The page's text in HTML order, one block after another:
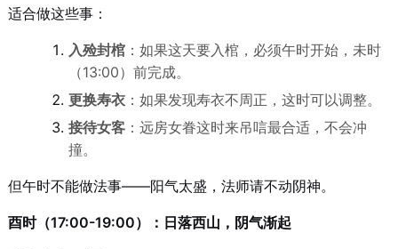
适合做这些事：
入殓封棺：如果这天要入棺，必须午时开始，未时
（13:00）前完成。
更换寿衣：如果发现寿衣不周正，这时可以调整。
接待女客：远房女眷这时来吊唁最合适，不会冲
撞。
但午时不能做法事——阳气太盛，法师请不动阴神。
酉时（17:00-19:00）：日落西山，阴气渐起